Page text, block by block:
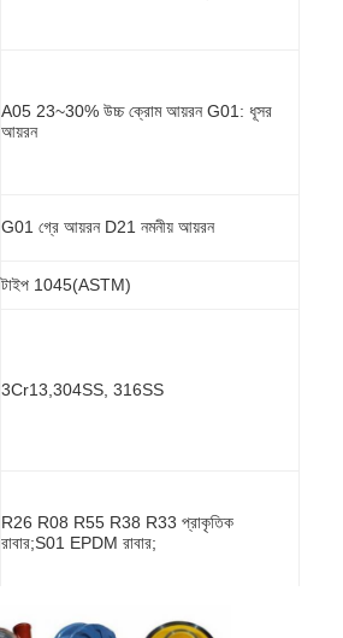
A05 23~30% উচ্চ ক্রোম আয়রন G01: ধূসর
আয়রন
G01 গ্রে আয়রন D21 নমনীয় আয়রন
টাইপ 1045(ASTM)
3Cr13,304SS, 316SS
R26 R08 R55 R38 R33 প্রাকৃতিক
রাবার;S01 EPDM রাবার;
S21;Butyl;S31;Hypalon;S44;নিওপ্রিন